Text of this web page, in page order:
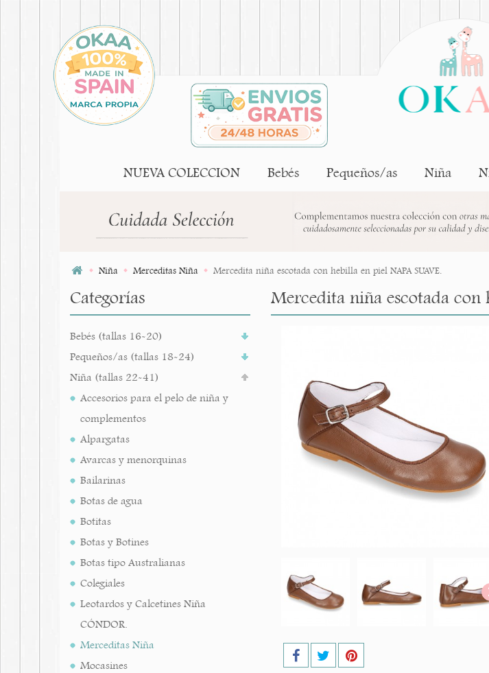
NUEVA COLECCION Bebés Pequeños/as Niña
Niña Merceditas Niña Mercedita niña escotada con hebilla en piel NAPA SUAVE.
Categorías
Bebés (tallas 16-20)
Pequeños/as (tallas 18-24)
Niña (tallas 22-41)
Accesorios para el pelo de niña y
complementos
Alpargatas
Avarcas y menorquinas
Bailarinas
Botas de agua
Botitas
Botas y Botines
Botas tipo Australianas
Colegiales
Leotardos y Calcetines Niña
CÓNDOR.
Merceditas Niña
Mocasines
Mercedita niña escotada con